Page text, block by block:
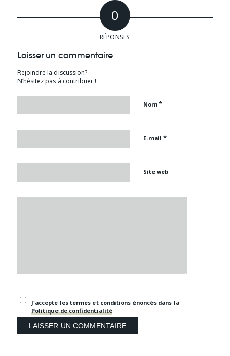
0
RÉPONSES
Laisser un commentaire
Rejoindre la discussion?
N’hésitez pas à contribuer !
Nom *
E-mail *
Site web
J'accepte les termes et conditions énoncés dans la
Politique de confidentialité